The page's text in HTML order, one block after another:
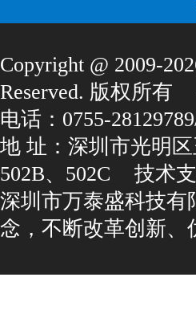
Copyright@2009-
Reserved.版权所有
电话：0755-
地址：深圳市光明
502B、502C
技术
深圳市万泰盛科技有
念，不断改革创新、